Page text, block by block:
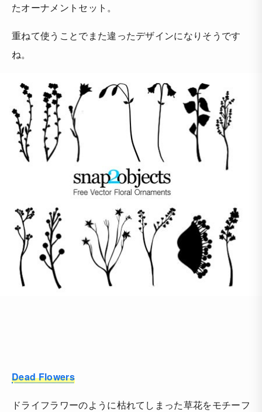
たオーナメントセット。
重ねて使うことでまた違ったデザインになりそうです
ね。
Dead Flowers
ドライフラワーのように枯れてしまった草花をモチーフ